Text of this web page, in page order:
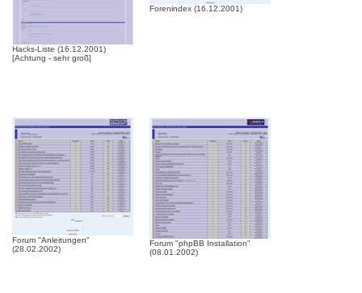
Hacks-Liste (16.12.2001)
[Achtung - sehr groß]
Forenindex (16.12.2001)
Forum "Anleitungen"
(28.02.2002)
Forum "phpBB Installation"
(08.01.2002)